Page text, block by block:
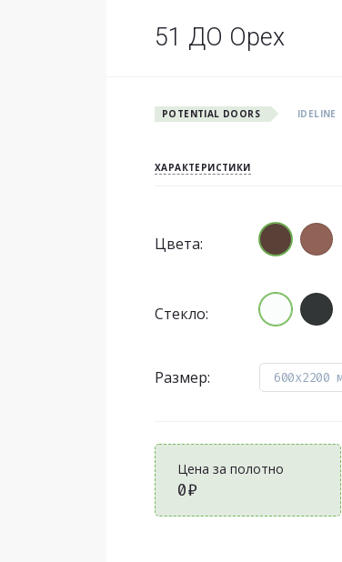
51 ДО Орех
POTENTIAL DOORS IDELINE
ХАРАКТЕРИСТИКИ
Цвета:
Стекло:
Размер: 600x2200
Цена за полотно
0₽